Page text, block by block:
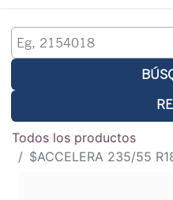
Todos los productos
$ACCELERA 235/55